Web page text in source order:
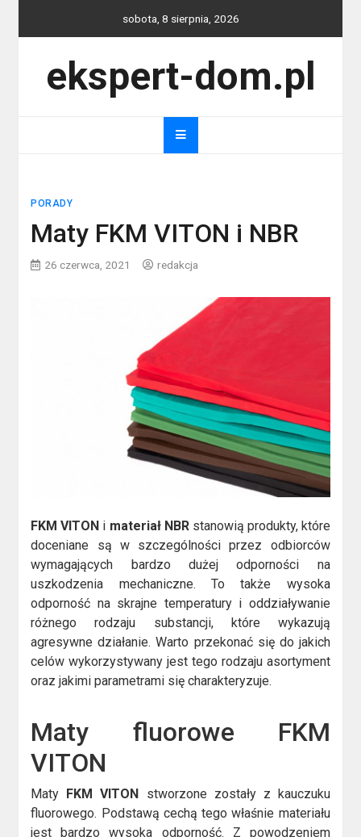
sobota, 8 sierpnia, 2026
ekspert-dom.pl
PORADY
Maty FKM VITON i NBR
26 czerwca, 2021 redakcja
FKM VITON i materiał NBR stanowią produkty, które
doceniane są w szczególności przez odbiorców
wymagających bardzo dużej odporności na
uszkodzenia mechaniczne. To także wysoka
odporność na skrajne temperatury i oddziaływanie
różnego rodzaju substancji, które wykazują
agresywne działanie. Warto przekonać się do jakich
celów wykorzystywany jest tego rodzaju asortyment
oraz jakimi parametrami się charakteryzuje.
Maty fluorowe FKM
VITON
Maty FKM VITON stworzone zostały z kauczuku
fluorowego. Podstawą cechą tego właśnie materiału
jest bardzo wysoka odporność. Z powodzeniem